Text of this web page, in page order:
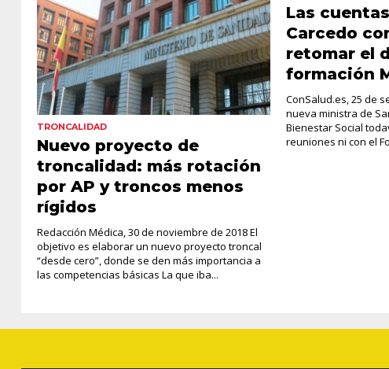
TRONCALIDAD
Nuevo proyecto de
troncalidad: más rotación
por AP y troncos menos
rígidos
Redacción Médica, 30 de noviembre de 2018 El
objetivo es elaborar un nuevo proyecto troncal
“desde cero”, donde se den más importancia a
las competencias básicas La que iba...
Las
Carcedo
retomar el
formación
ConSalud.es, 25 de
nueva ministra de
Bienestar Social
reuniones ni con el